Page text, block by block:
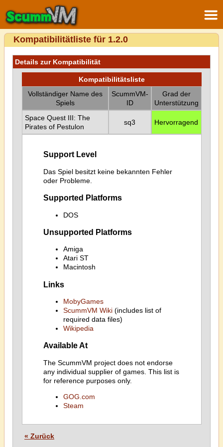
Kompatibilitätliste für 1.2.0
Details zur Kompatibilität
Kompatibilitätsliste
Vollständiger Name des
Spiels
ScummVM-
ID
Grad der
Unterstützung
Space Quest III: The
Pirates of Pestulon
sq3 Hervorragend
Support Level
Das Spiel besitzt keine bekannten Fehler
oder Probleme.
Supported Platforms
DOS
Unsupported Platforms
Amiga
Atari ST
Macintosh
Links
MobyGames
ScummVM Wiki(includes list of
required data files)
Wikipedia
Available At
The ScummVM project does not endorse
any individual supplier of games. This list is
for reference purposes only.
GOG.com
Steam
« Zurück